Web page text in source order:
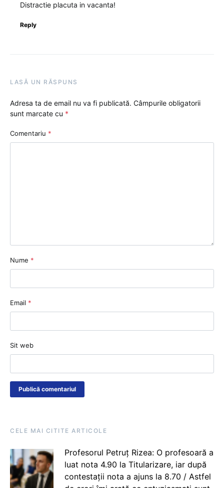
Distractie placuta in vacanta!
Reply
LASĂ UN RĂSPUNS
Adresa ta de email nu va fi publicată. Câmpurile obligatorii
sunt marcate cu *
Comentariu *
Nume *
Email *
Sit web
CELE MAI CITITE ARTICOLE
Profesorul Petruț Rizea: O profesoară a
luat nota 4.90 la Titularizare, iar după
contestații nota a ajuns la 8.70 / Astfel